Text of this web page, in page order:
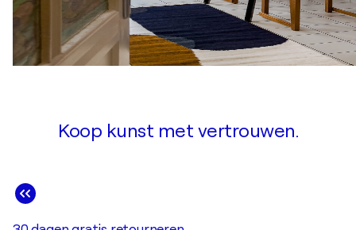
Koop kunst met vertrouwen.